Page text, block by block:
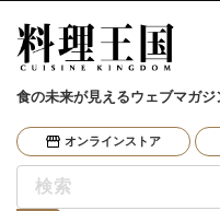
食の未来が見えるウェブマガジ
オンラインストア